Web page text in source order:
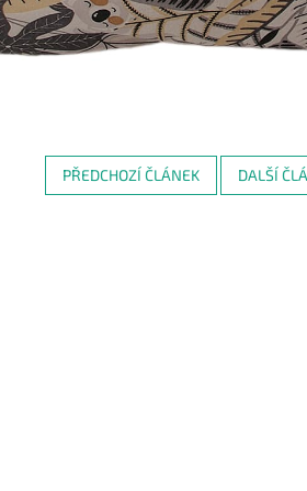
PŘEDCHOZÍ ČLÁNEK DALŠÍ